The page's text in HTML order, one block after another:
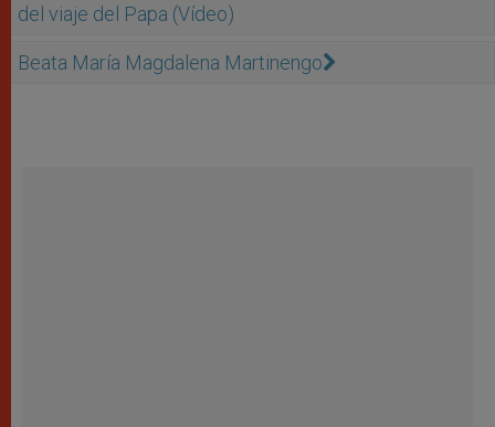
del viaje del Papa (Vídeo)
Beata Marí­a Magdalena Martinengo